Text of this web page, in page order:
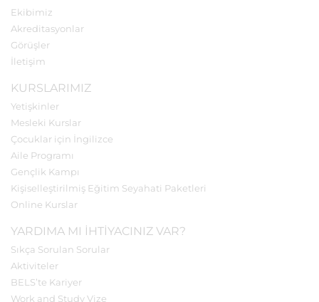
Ekibimiz
Akreditasyonlar
Görüşler
İletişim
KURSLARIMIZ
Yetişkinler
Mesleki Kurslar
Çocuklar için İngilizce
Aile Programı
Gençlik Kampı
Kişiselleştirilmiş Eğitim Seyahati Paketleri
Online Kurslar
YARDIMA MI IHTIYACINIZ VAR?
Sıkça Sorulan Sorular
Aktiviteler
BELS’te Kariyer
Work and Study Vize